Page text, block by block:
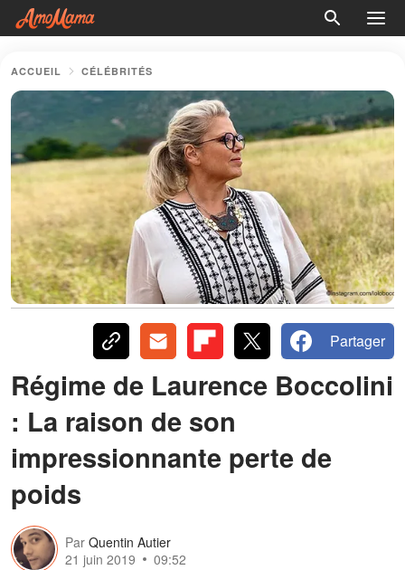
ACCUEIL CÉLÉBRITÉS
Partager
Régime de Laurence Boccolini
: La raison de son
impressionnante perte de
poids
Par Quentin Autier
21 juin 2019
09:52